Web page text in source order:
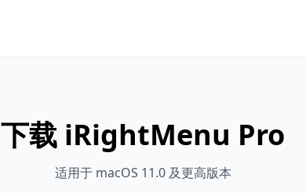
下载 iRightMenu Pro
适用于 macOS 11.0 及更高版本